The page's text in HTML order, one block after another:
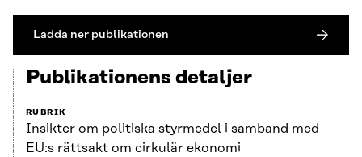
Ladda ner publikationen
Publikationens detaljer
RUBRIK
Insikter om politiska styrmedel i samband med
EU:s rättsakt om cirkulär ekonomi